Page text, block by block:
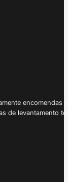
de levantamento